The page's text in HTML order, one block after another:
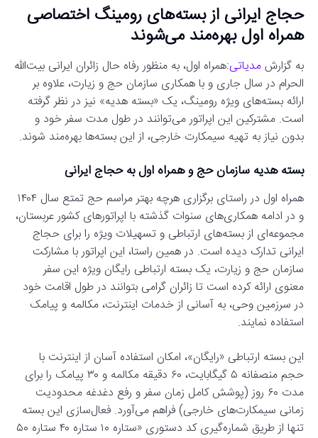
حجاج ایرانی از بسته‌های رومینگ اختصاصی
همراه اول بهره‌مند می‌شوند
به گزارشمدیاتی:همراه اول، به منظور رفاه حال زائران ایرانی بیت‌الله
الحرام در سال جاری و با همکاری سازمان حج و زیارت، علاوه بر
ارائه بسته‌های ویژه رومینگ، یک «بسته هدیه» نیز در نظر گرفته
است. مشترکین این اپراتور می‌توانند در طول مدت سفر خود و
بدون نیاز به تهیه سیمکارت خارجی، از این بسته‌ها بهره‌مند شوند.
بسته هدیه سازمان حج و همراه اول به حجاج ایرانی
همراه اول در راستای برگزاری هرچه بهتر مراسم حج تمتع سال ۱۴۰۴
و در ادامه همکاری‌های سنوات گذشته با اپراتورهای کشور عربستان،
مجموعه‌ای از بسته‌های ارتباطی و تسهیلات ویژه را برای حجاج
ایرانی تدارک دیده است. در همین راستا، این اپراتور با مشارکت
سازمان حج و زیارت، یک بسته ارتباطی رایگان ویژه این سفر
معنوی ارائه کرده است تا زائران گرامی بتوانند در طول اقامت خود
در سرزمین وحی، به آسانی از خدمات اینترنت، مکالمه و پیامک
استفاده نمایند.
این بسته ارتباطی «رایگان»، امکان استفاده آسان از اینترنت با
حجم منصفانه ۵ گیگابایت، ۶۰ دقیقه مکالمه و ۳۰ پیامک را برای
مدت ۶۰ روز (پوشش کامل زمان سفر و رفع دغدغه محدودیت
زمانی سیمکارت‌های خارجی) فراهم می‌آورد. فعال‌سازی این بسته
تنها از طریق شماره‌گیری کد دستوری «ستاره ۱۰ ستاره ۴۰ ستاره ۵۰